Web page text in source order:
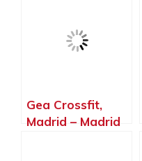
Gea Crossfit,
Madrid – Madrid